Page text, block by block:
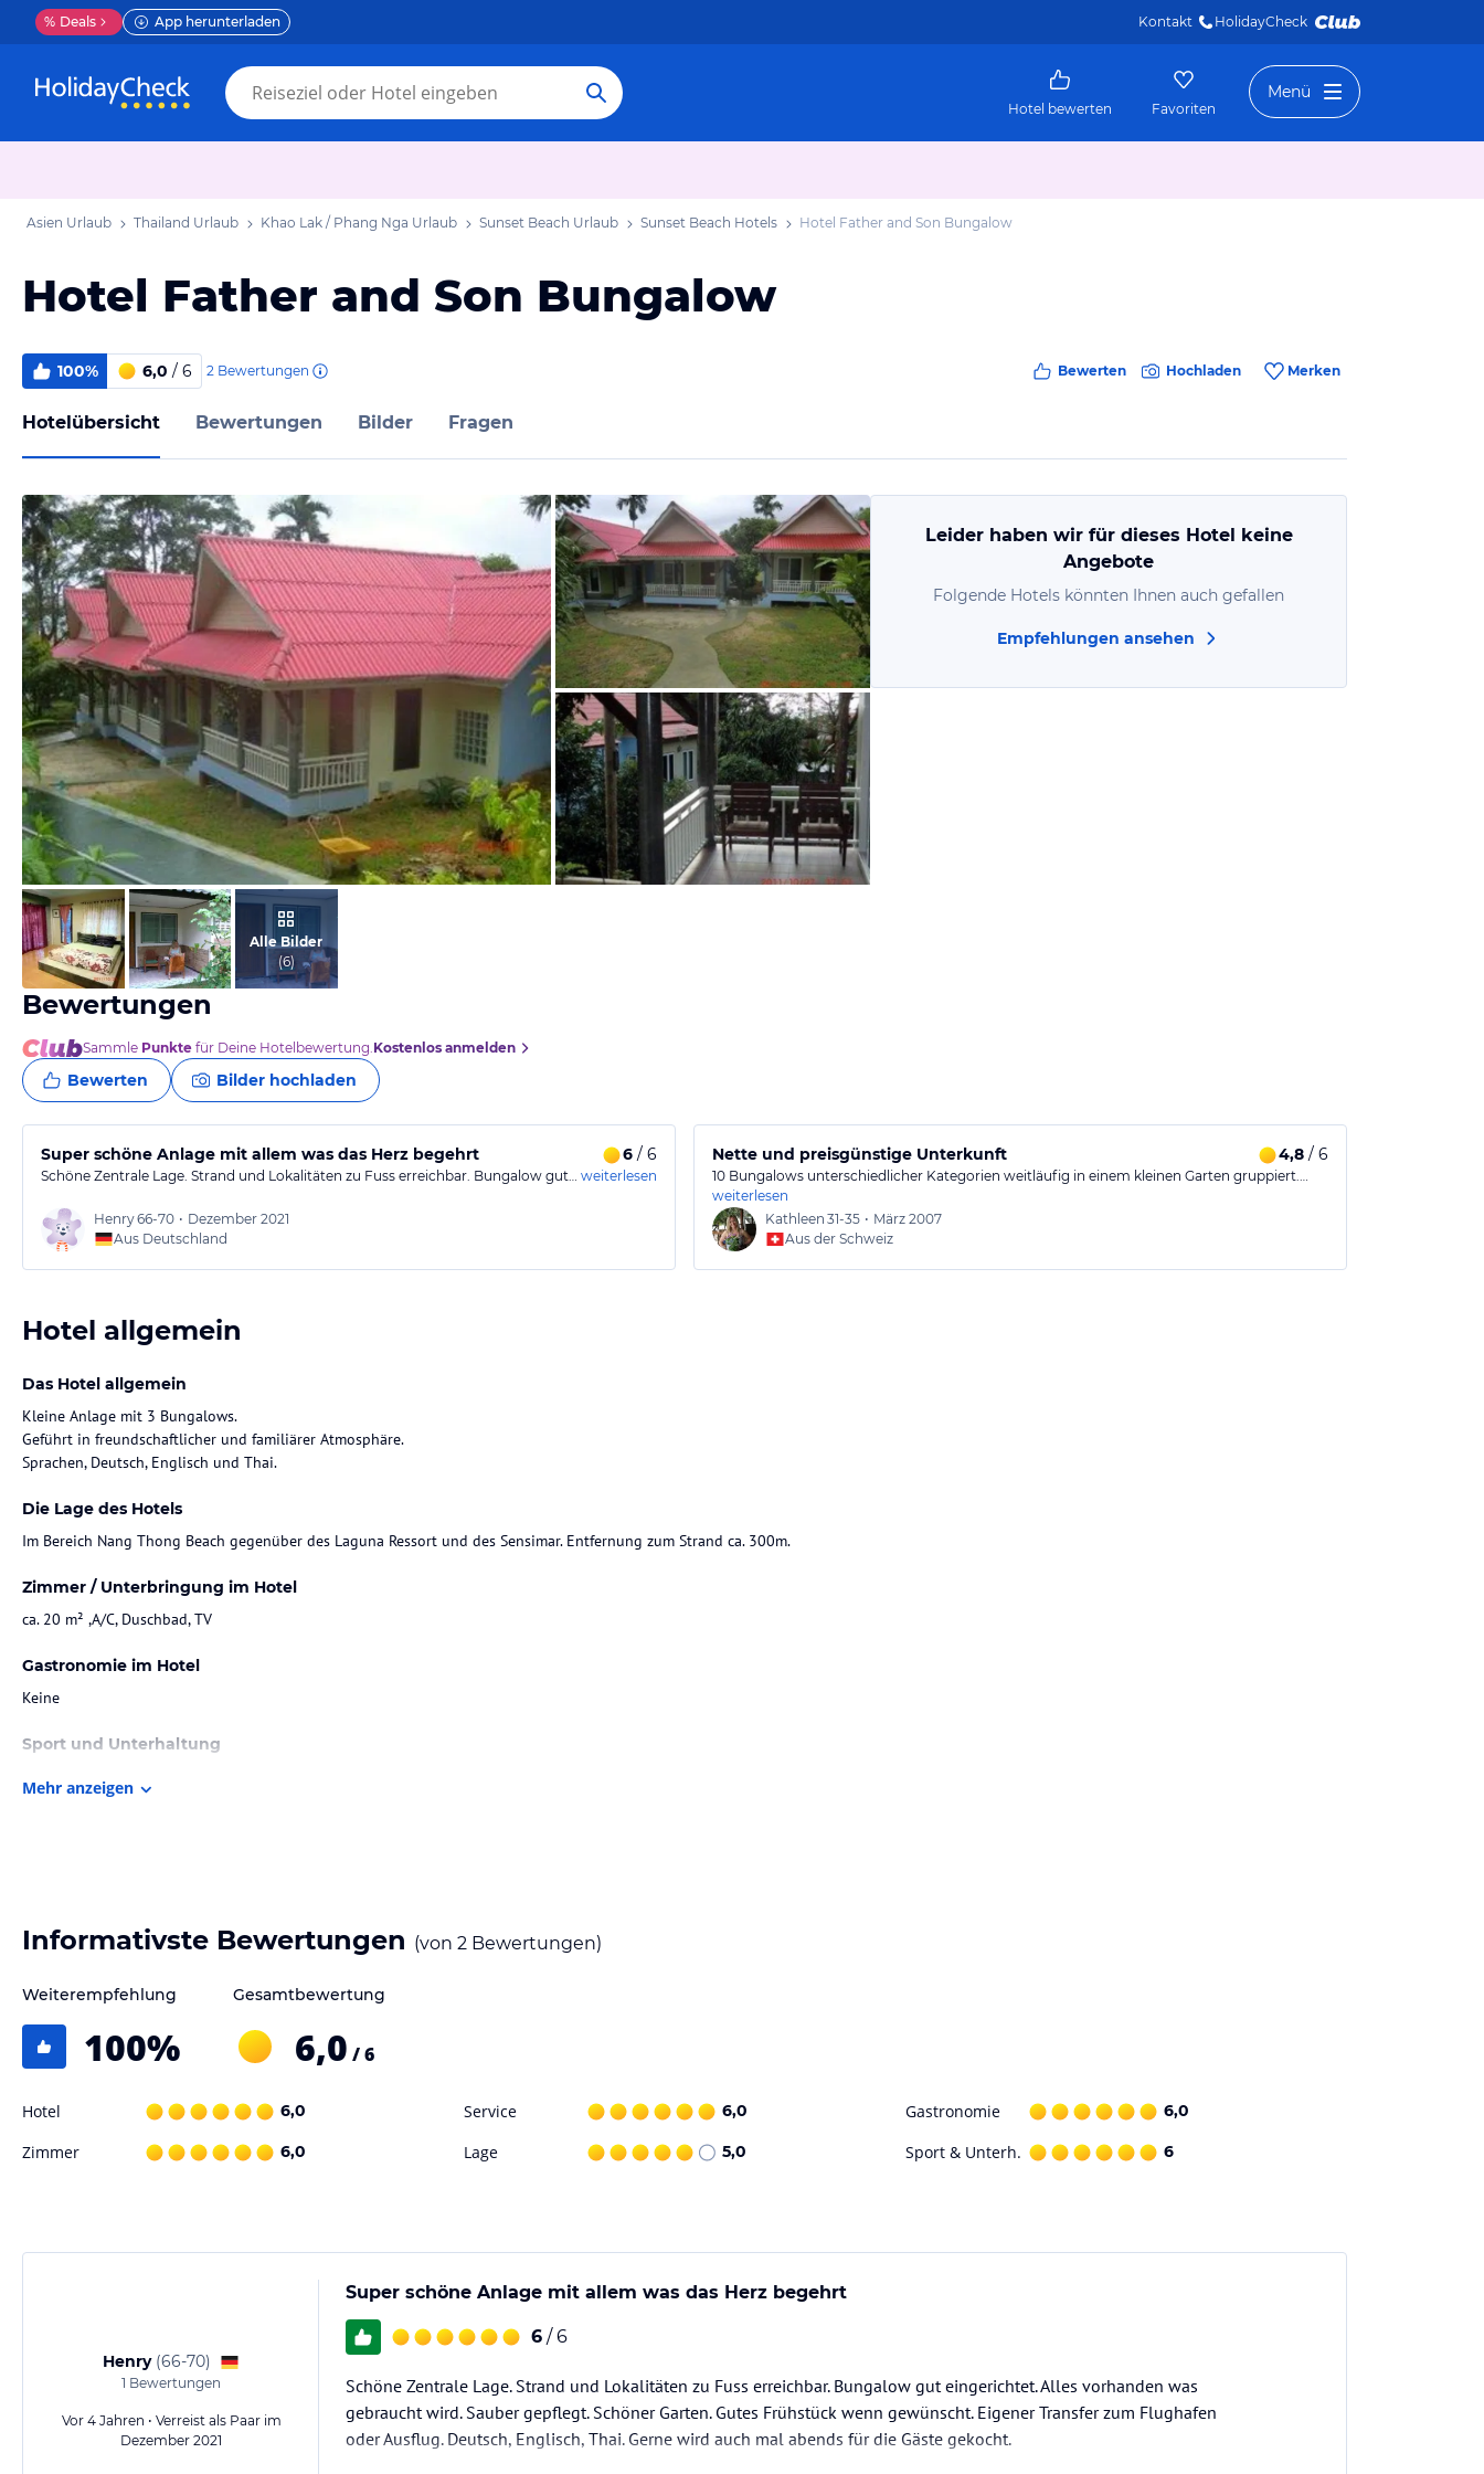
% Deals App herunterladen Kontakt HolidayCheck
Hotel bewerten Favoriten
Menü
Asien Urlaub Thailand Urlaub Khao Lak / Phang Nga Urlaub Sunset Beach Urlaub Sunset Beach Hotels Hotel Father and Son Bungalow
Hotel Father and Son Bungalow
100% 6,0 / 6 2 Bewertungen Bewerten Hochladen Merken
Hotelübersicht Bewertungen Bilder Fragen
vom Hotelier, Juni 2013
vom Hotelier, Juni 2013
Alle Bilder
(6)
Leider haben wir für dieses Hotel keine
Angebote
Folgende Hotels könnten Ihnen auch gefallen
Empfehlungen ansehen
Bewertungen
Sammle Punkte für Deine Hotelbewertung.Kostenlos anmelden
Bewerten Bilder hochladen
Super schöne Anlage mit allem was das Herz begehrt 6 / 6
Schöne Zentrale Lage. Strand und Lokalitäten zu Fuss erreichbar. Bungalow gut… weiterlesen
Henry66-70 • Dezember 2021
Aus Deutschland
Nette und preisgünstige Unterkunft 4,8 / 6
10 Bungalows unterschiedlicher Kategorien weitläufig in einem kleinen Garten gruppiert.…
weiterlesen
Kathleen 31-35 • März 2007
Aus der Schweiz
Hotel allgemein
Das Hotel allgemein
Kleine Anlage mit 3 Bungalows.
Geführt in freundschaftlicher und familiärer Atmosphäre.
Sprachen, Deutsch, Englisch und Thai.
Die Lage des Hotels
Im Bereich Nang Thong Beach gegenüber des Laguna Ressort und des Sensimar. Entfernung zum Strand ca. 300m.
Zimmer / Unterbringung im Hotel
ca. 20 m² ,A/C, Duschbad, TV
Gastronomie im Hotel
Keine
Sport und Unterhaltung
Gewähr und ohne Prüfung durch HolidayCheck. Bitte lies vor der Buchung die verbindlichen
Mehr anzeigen
Informativste Bewertungen (von 2 Bewertungen)
Weiterempfehlung
100%
Gesamtbewertung
6,0 / 6
Hotel 6,0 Service 6,0 Gastronomie 6,0
Zimmer 6,0 Lage 5,0 Sport & Unterh. 6
Henry (66-70)
1 Bewertungen
Vor 4 Jahren • Verreist als Paar im
Dezember 2021
Super schöne Anlage mit allem was das Herz begehrt
6 / 6
Schöne Zentrale Lage. Strand und Lokalitäten zu Fuss erreichbar. Bungalow gut eingerichtet. Alles vorhanden was
gebraucht wird. Sauber gepflegt. Schöner Garten. Gutes Frühstück wenn gewünscht. Eigener Transfer zum Flughafen
oder Ausflug. Deutsch, Englisch, Thai. Gerne wird auch mal abends für die Gäste gekocht.